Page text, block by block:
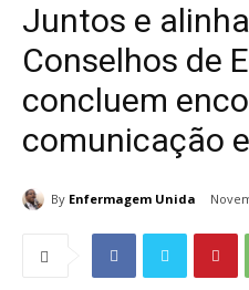
Juntos e
Conselhos de
concluem
comunicação
By Enfermagem Unida